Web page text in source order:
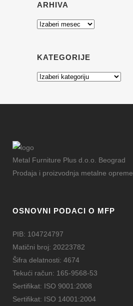
ARHIVA
Arhiva
KATEGORIJE
Kategorije
Metal Furniture Plus d.o.o. Beograd
Prodaja i proizvodnja metalne opreme
OSNOVNI PODACI O MFP
PIB: 104724797
Matični broj: 20223782
Šifra delatnosti: 4674
Tekući račun: 165-9568-53
Sertifikat: ISO 9001:2008
Sertifikat: ISO 14001:2004